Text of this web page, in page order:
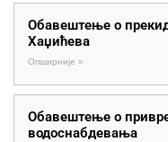
Обавештење о
Хаџићева
Опширније »
Обавештење о
водоснабдевања